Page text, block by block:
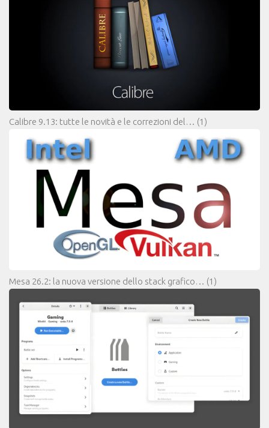
Calibre 9.13: tutte le novità e le correzioni del… (1)
Mesa 26.2: la nuova versione dello stack grafico… (1)